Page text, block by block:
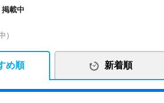
掲載中
）
め順 新着順